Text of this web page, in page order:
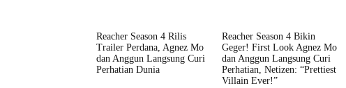
Reacher Season 4 Rilis
Trailer Perdana, Agnez Mo
dan Anggun Langsung Curi
Perhatian Dunia
Reacher Season 4 Bikin
Geger! First Look Agnez Mo
dan Anggun Langsung Curi
Perhatian, Netizen: “Prettiest
Villain Ever!”